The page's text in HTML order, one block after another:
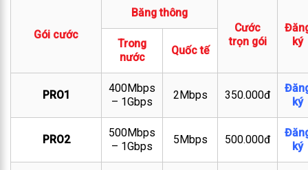
Gói cước
Băng thông
Cước
trọn gói
ký
Trong
nước
Quốc tế
PRO1
400Mbps
– 1Gbps
2Mbps 350.000đ
ký
PRO2
500Mbps
– 1Gbps
5Mbps 500.000đ
ký